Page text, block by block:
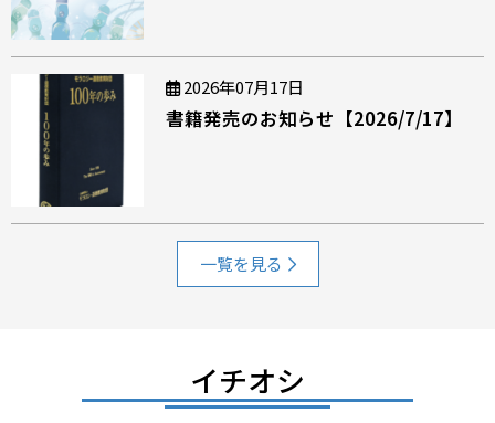
2026年07月17日
書籍発売のお知らせ【2026/7/17】
一覧を見る
イチオシ